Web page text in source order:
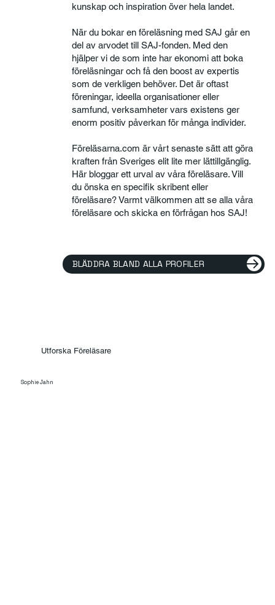
kunskap och inspiration över hela landet.
När du bokar en föreläsning med SAJ går en
del av arvodet till SAJ-fonden. Med den
hjälper vi de som inte har ekonomi att boka
föreläsningar och få den boost av expertis
som de verkligen behöver. Det är oftast
föreningar, ideella organisationer eller
samfund, verksamheter vars existens ger
enorm positiv påverkan för många individer.
Föreläsarna.com är vårt senaste sätt att göra
kraften från Sveriges elit lite mer lättillgänglig.
Här bloggar ett urval av våra föreläsare. Vill
du önska en specifik skribent eller
föreläsare? Varmt välkommen att se alla våra
föreläsare och skicka en förfrågan hos SAJ!
BLÄDDRA BLAND ALLA PROFILER
Utforska Föreläsare
Sophie Jahn